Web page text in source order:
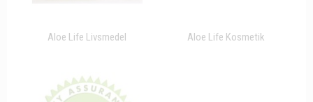
Aloe Life Livsmedel Aloe Life Kosmetik